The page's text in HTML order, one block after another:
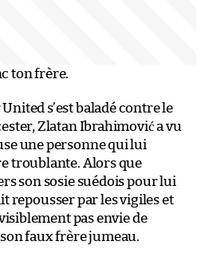
ton frère.
s’est baladé contre le
Zlatan Ibrahimović a vu
une personne qui lui
troublante. Alors que
son sosie suédois pour lui
repousser par les vigiles et
pas envie de
faux frère jumeau.